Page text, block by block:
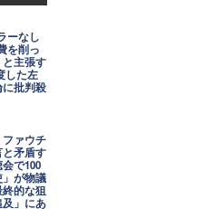
ーなし
を削っ
主張す
した左
批判殺
ファウチ
矛盾す
で100
が物議
的な狙
」にあ